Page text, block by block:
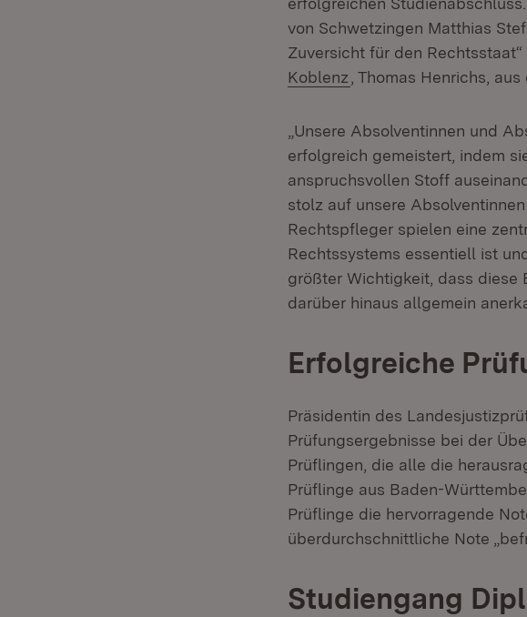
von Schwetzingen Matthias
Zuversicht für den
Koblenz (Öffnet in neuem
, Thomas Henrichs,
„Unsere Absolventinnen und
erfolgreich gemeistert, indem
anspruchsvollen Stoff
stolz auf unsere
Rechtspfleger spielen eine
Rechtssystems essentiell ist
größter Wichtigkeit, dass diese
darüber hinaus allgemein
Erfolgreiche
Präsidentin des
Prüfungsergebnisse bei der
Prüflingen, die alle die
Prüflinge aus Baden-
Prüflinge die hervorragende
überdurchschnittliche Note
Studiengang